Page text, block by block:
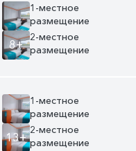
1-местное
размещение
8+
2-местное
размещение
1-местное
размещение
13+
2-местное
размещение